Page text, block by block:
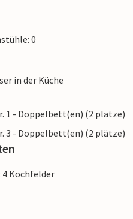
0
in der Küche
1 - Doppelbett(en) (2 plätze)
3 - Doppelbett(en) (2 plätze)
Kochfelder